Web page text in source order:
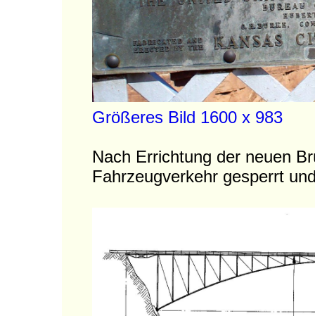
Größeres Bild 1600 x 983
Nach Errichtung der neuen
Fahrzeugverkehr gesperrt